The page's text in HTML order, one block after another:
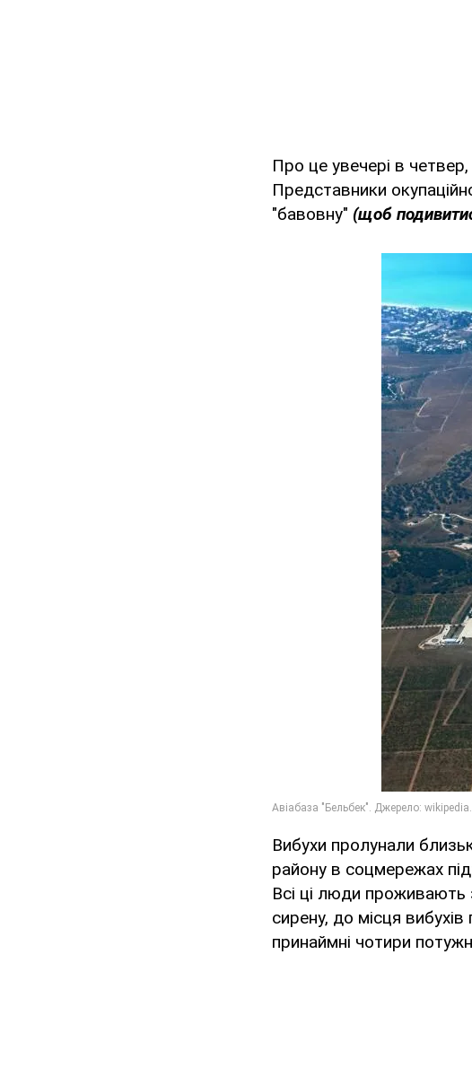
Про це увечері в
Представники
"бавовну" (щоб
Вибухи пролунали
району в соцмережах
Всі ці люди проживають
сирену, до місця
принаймні чотири